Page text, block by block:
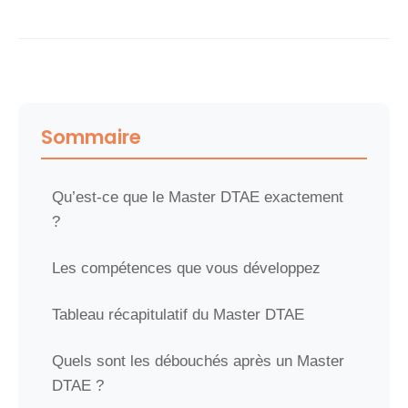
Sommaire
Qu’est-ce que le Master DTAE exactement
?
Les compétences que vous développez
Tableau récapitulatif du Master DTAE
Quels sont les débouchés après un Master
DTAE ?